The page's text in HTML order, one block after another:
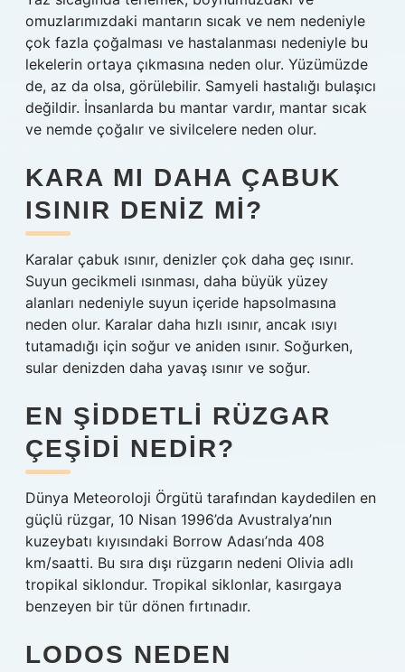
omuzlarımızdaki mantarın sıcak ve nem nedeniyle
çok fazla çoğalması ve hastalanması nedeniyle bu
lekelerin ortaya çıkmasına neden olur. Yüzümüzde
de, az da olsa, görülebilir. Samyeli hastalığı bulaşıcı
değildir. İnsanlarda bu mantar vardır, mantar sıcak
ve nemde çoğalır ve sivilcelere neden olur.
KARA MI DAHA ÇABUK
ISINIR DENIZ MI?
Karalar çabuk ısınır, denizler çok daha geç ısınır.
Suyun gecikmeli ısınması, daha büyük yüzey
alanları nedeniyle suyun içeride hapsolmasına
neden olur. Karalar daha hızlı ısınır, ancak ısıyı
tutamadığı için soğur ve aniden ısınır. Soğurken,
sular denizden daha yavaş ısınır ve soğur.
EN ŞIDDETLI RÜZGAR
ÇEŞIDI NEDIR?
Dünya Meteoroloji Örgütü tarafından kaydedilen en
güçlü rüzgar, 10 Nisan 1996’da Avustralya’nın
kuzeybatı kıyısındaki Borrow Adası’nda 408
km/saatti. Bu sıra dışı rüzgarın nedeni Olivia adlı
tropikal siklondur. Tropikal siklonlar, kasırgaya
benzeyen bir tür dönen fırtınadır.
LODOS NEDEN